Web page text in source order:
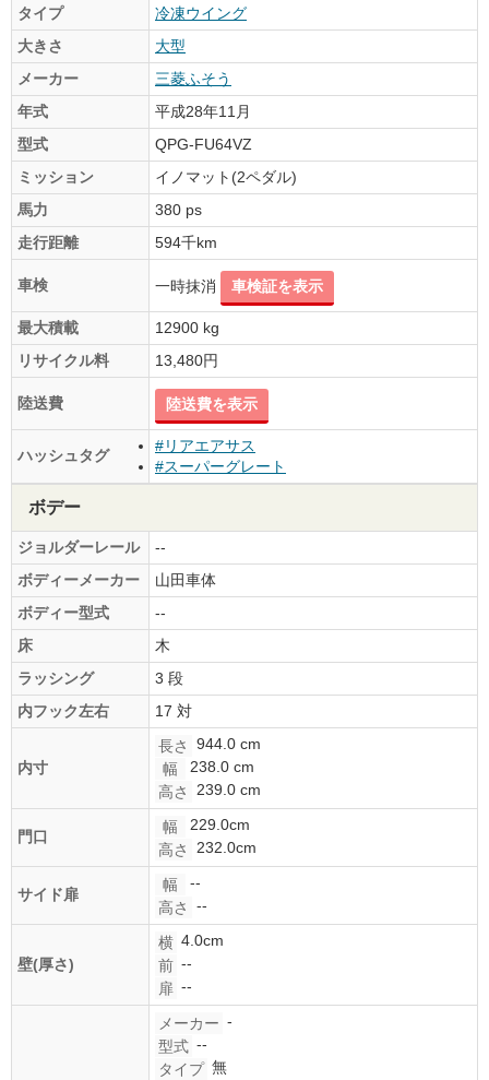
タイプ
冷凍ウイング
大きさ
大型
メーカー
三菱ふそう
年式
平成28年11月
型式
QPG-FU64VZ
ミッション
イノマット(2ペダル)
馬力
380 ps
走行距離
594千km
車検 一時抹消 車検証を表示
最大積載
12900 kg
リサイクル料
13,480円
陸送費 陸送費を表示
ハッシュタグ
#リアエアサス
#スーパーグレート
ボデー
ジョルダーレール
--
ボディーメーカー
山田車体
ボディー型式
--
床
木
ラッシング
3 段
内フック左右
17 対
内寸
長さ
944.0 cm
幅
238.0 cm
高さ
239.0 cm
門口
幅
229.0cm
高さ
232.0cm
サイド扉
幅
--
高さ
--
壁(厚さ)
横 4.0cm
前 --
扉 --
メーカー -
型式 --
タイプ 無